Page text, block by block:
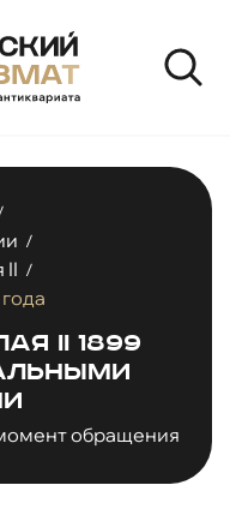
/
II /
II 1899
обращения